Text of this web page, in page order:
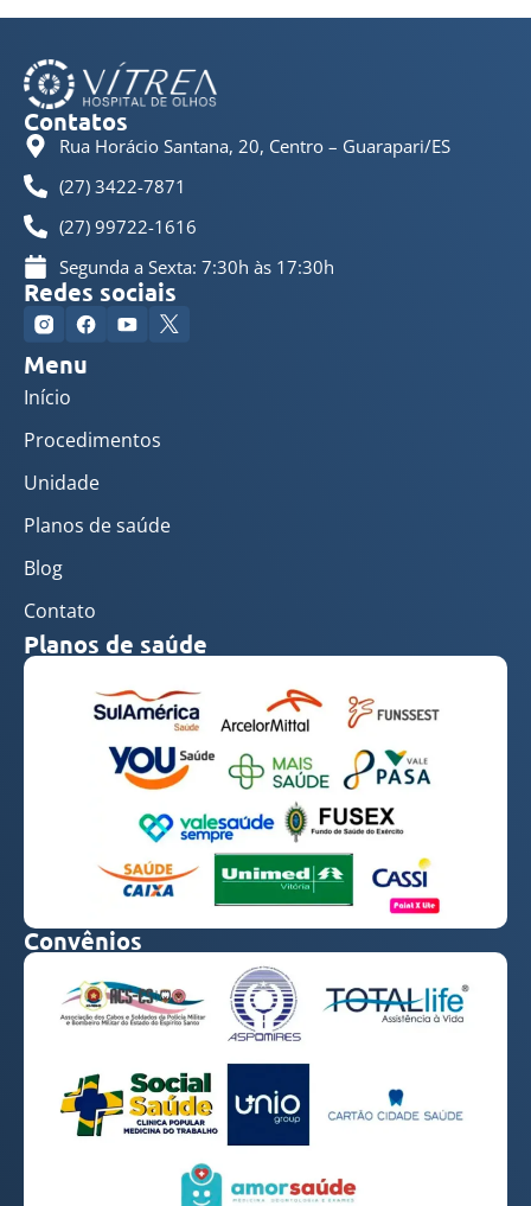
Contatos
Rua Horácio Santana, 20, Centro – Guarapari/ES
(27) 3422-7871
(27) 99722-1616
Segunda a Sexta: 7:30h às 17:30h
Redes sociais
Menu
Início
Procedimentos
Unidade
Planos de saúde
Blog
Contato
Planos de saúde
Convênios